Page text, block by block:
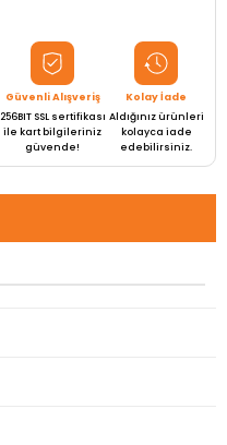
Güvenli Alışveriş
256BIT SSL sertifikası
ile kart bilgileriniz
güvende!
Kolay İade
Aldığınız ürünleri
kolayca iade
edebilirsiniz.